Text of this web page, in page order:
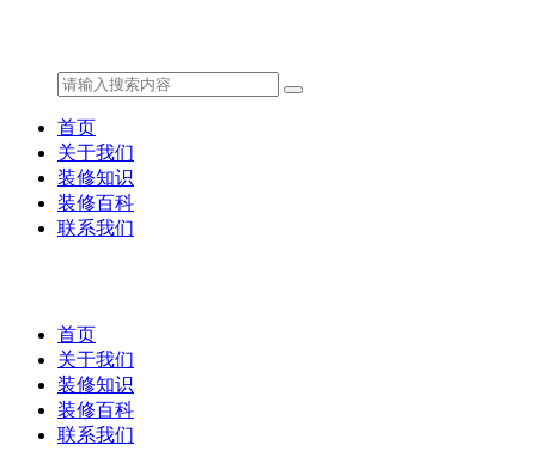
首页
关于我们
装修知识
装修百科
联系我们
首页
关于我们
装修知识
装修百科
联系我们